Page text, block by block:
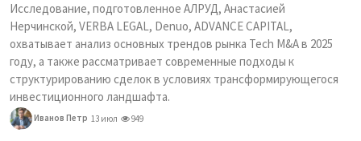
Исследование, подготовленное АЛРУД, Анастасией
Нерчинской, VERBA LEGAL, Denuo, ADVANCE CAPITAL,
охватывает анализ основных трендов рынка Tech M&A в 2025
году, а также рассматривает современные подходы к
структурированию сделок в условиях трансформирующегося
инвестиционного ландшафта.
Иванов Петр 13 июл 949